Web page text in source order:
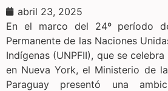
abril 23, 2025
En el marco del 24º período
Permanente de las Naciones
Indígenas (UNPFII), que se
en Nueva York, el Ministerio de
Paraguay presentó una